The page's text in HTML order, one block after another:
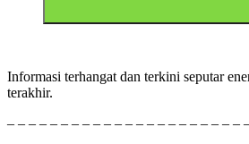
Informasi terhangat dan terkini seputar
terakhir.
– – – – – – – – – – – – – – – – – – – – – –